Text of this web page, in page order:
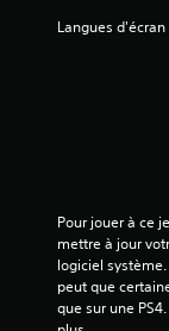
Langues d'écran
Pour jouer à ce
mettre à jour
logiciel
peut que
que sur une